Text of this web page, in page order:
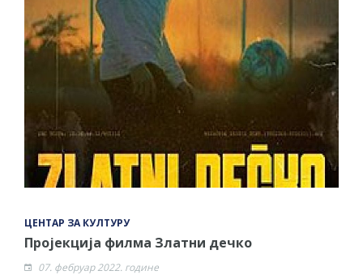
ЦЕНТАР ЗА КУЛТУРУ
Пројекција филма Златни дечко
07. фебруар 2022. године